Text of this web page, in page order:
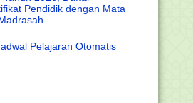
Pendidik dengan Mata
Pelajaran Otomatis